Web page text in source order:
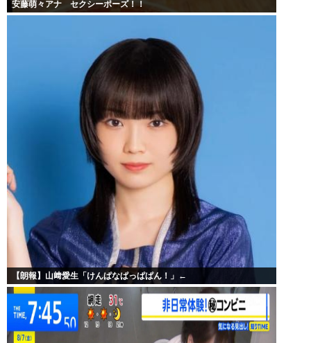
安藤萌々アナ セクシーポーズ！！
【朗報】山﨑愛生「けんぱなぱっぱぱん！」←